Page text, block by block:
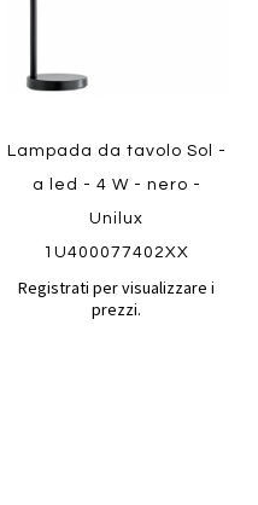
Lampada da tavolo Sol -
a led - 4 W - nero -
Unilux
1U400077402XX
Registrati per visualizzare i
prezzi.